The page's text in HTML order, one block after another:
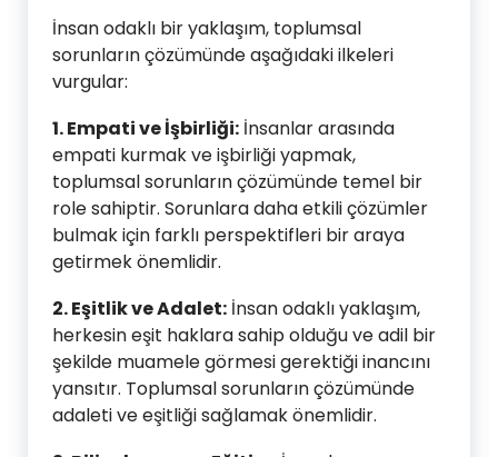
İnsan odaklı bir yaklaşım, toplumsal
sorunların çözümünde aşağıdaki ilkeleri
vurgular:
1. Empati ve İşbirliği: İnsanlar arasında
empati kurmak ve işbirliği yapmak,
toplumsal sorunların çözümünde temel bir
role sahiptir. Sorunlara daha etkili çözümler
bulmak için farklı perspektifleri bir araya
getirmek önemlidir.
2. Eşitlik ve Adalet: İnsan odaklı yaklaşım,
herkesin eşit haklara sahip olduğu ve adil bir
şekilde muamele görmesi gerektiği inancını
yansıtır. Toplumsal sorunların çözümünde
adaleti ve eşitliği sağlamak önemlidir.